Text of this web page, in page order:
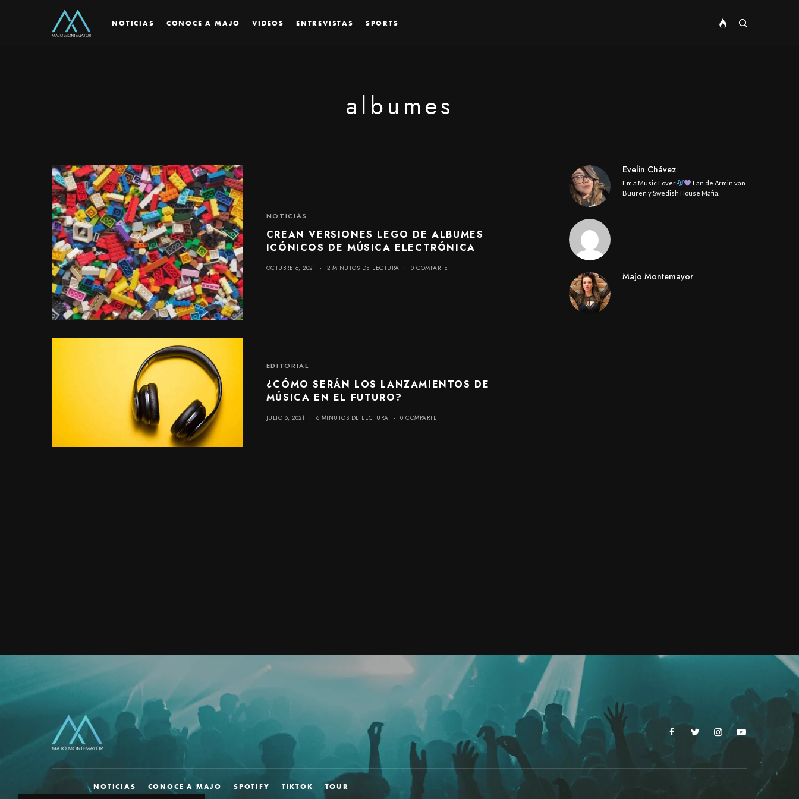
NOTICIAS CONOCE A MAJO VIDEOS ENTREVISTAS SPORTS
albumes
NOTICIAS
CREAN VERSIONES LEGO DE ALBUMES
ICÓNICOS DE MÚSICA ELECTRÓNICA
OCTUBRE 6, 2021 2 MINUTOS DE LECTURA 0 COMPARTE
EDITORIAL
¿CÓMO SERÁN LOS LANZAMIENTOS DE
MÚSICA EN EL FUTURO?
JULIO 6, 2021 6 MINUTOS DE LECTURA 0 COMPARTE
Evelin Chávez
I’ m a Music Lover.
Fan de Armin van
Buuren y Swedish House Mafia.
Majo Montemayor
NOTICIAS CONOCE A MAJO SPOTIFY TIKTOK TOUR